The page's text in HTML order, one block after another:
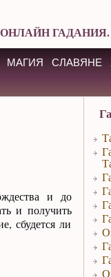
МАГИЯ СЛАВЯНЕ
и до
и получить
сбудется ли